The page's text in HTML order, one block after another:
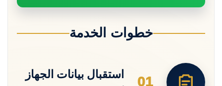
خطوات الخدمة
01
استقبال بيانات الجهاز